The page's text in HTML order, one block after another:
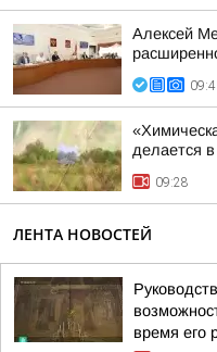
Алексей
делается
09:28
ЛЕНТА НОВОСТЕЙ
время его